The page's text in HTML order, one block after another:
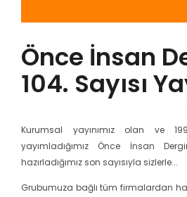
Önce İnsan
104. Sayısı
Kurumsal yayınımız olan ve
yayımladığımız Önce İnsan
hazırladığımız son sayısıyla sizlerle...
Grubumuza bağlı tüm firmalardan